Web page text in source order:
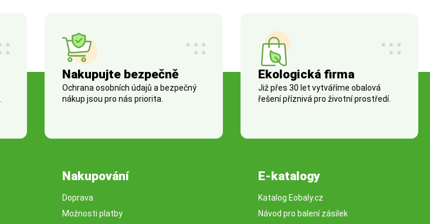
Nakupujte bezpečně
Ochrana osobních údajů a bezpečný
nákup jsou pro nás priorita.
Ekologická firma
Již přes 30 let vytváříme obalová
řešení příznivá pro životní prostředí.
Nakupování
Doprava
Možnosti platby
E-katalogy
Katalog Eobaly.cz
Návod pro balení zásilek